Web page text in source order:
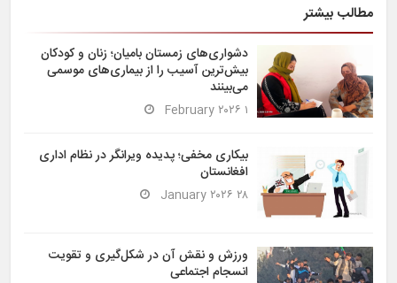
مطالب بیشتر
دشواری‌های زمستان بامیان؛ زنان و کودکان
بیش‌ترین آسیب را از بیماری‌های موسمی
می‌بینند
۱ February ۲۰۲۶
بیکاری مخفی؛ پدیده ویرانگر در نظام اداری
افغانستان
۲۸ January ۲۰۲۶
ورزش و نقش آن در شکل‌گیری و تقویت
انسجام اجتماعی